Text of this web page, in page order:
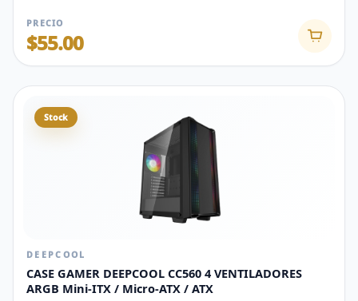
PRECIO
$55.00
Stock
DEEPCOOL
CASE GAMER DEEPCOOL CC560 4 VENTILADORES
ARGB Mini-ITX / Micro-ATX / ATX